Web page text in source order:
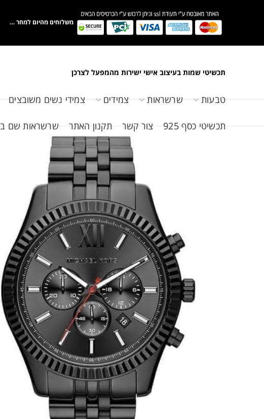
משלוחים מהיום למחר …
תכשיטי שמות בעיצוב אישי ישירות מהמפעל לצרכן
טבעות שרשראות צמידים צמידי נשים משובצים
תכשיטי כסף 925 צור קשר תקנון האתר שרשראות שם ב119 ש"ח